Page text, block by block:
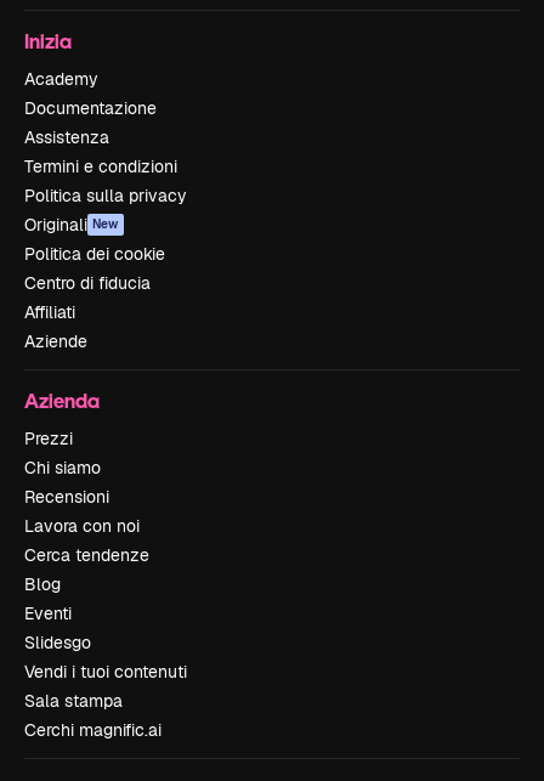
Inizia
Academy
Documentazione
Assistenza
Termini e condizioni
Politica sulla privacy
Originali New
Politica dei cookie
Centro di fiducia
Affiliati
Aziende
Azienda
Prezzi
Chi siamo
Recensioni
Lavora con noi
Cerca tendenze
Blog
Eventi
Slidesgo
Vendi i tuoi contenuti
Sala stampa
Cerchi magnific.ai